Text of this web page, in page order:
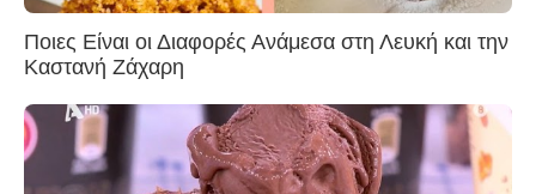
Ποιες Είναι οι Διαφορές Ανάμεσα στη Λευκή και την
Καστανή Ζάχαρη